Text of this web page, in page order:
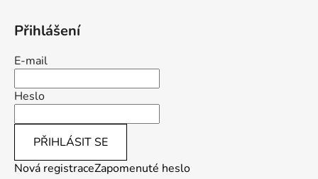
Přihlášení
E-mail
Heslo
PŘIHLÁSIT SE
Nová registraceZapomenuté heslo